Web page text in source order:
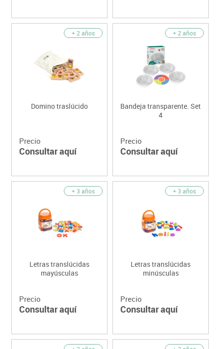
+ 2 años
Domino traslúcido
Precio
Consultar aquí
+ 2 años
Bandeja transparente. Set
4
Precio
Consultar aquí
+ 3 años
Letras translúcidas
mayúsculas
Precio
Consultar aquí
+ 3 años
Letras translúcidas
minúsculas
Precio
Consultar aquí